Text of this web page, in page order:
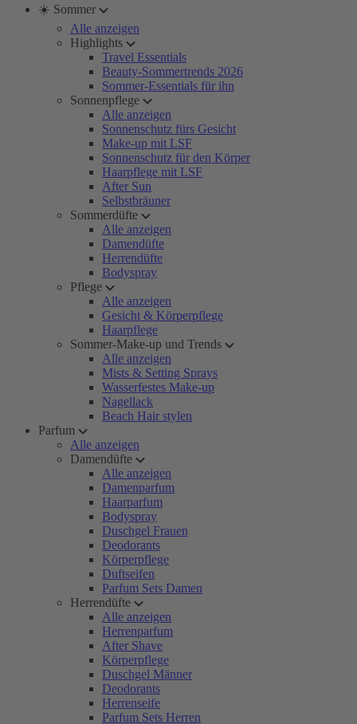
☀️ Sommer
Alle anzeigen
Highlights
Travel Essentials
Beauty-Sommertrends 2026
Sommer-Essentials für ihn
Sonnenpflege
Alle anzeigen
Sonnenschutz fürs Gesicht
Make-up mit LSF
Sonnenschutz für den Körper
Haarpflege mit LSF
After Sun
Selbstbräuner
Sommerdüfte
Alle anzeigen
Damendüfte
Herrendüfte
Bodyspray
Pflege
Alle anzeigen
Gesicht & Körperpflege
Haarpflege
Sommer-Make-up und Trends
Alle anzeigen
Mists & Setting Sprays
Wasserfestes Make-up
Nagellack
Beach Hair stylen
Parfum
Alle anzeigen
Damendüfte
Alle anzeigen
Damenparfum
Haarparfum
Bodyspray
Duschgel Frauen
Deodorants
Körperpflege
Duftseifen
Parfum Sets Damen
Herrendüfte
Alle anzeigen
Herrenparfum
After Shave
Körperpflege
Duschgel Männer
Deodorants
Herrenseife
Parfum Sets Herren